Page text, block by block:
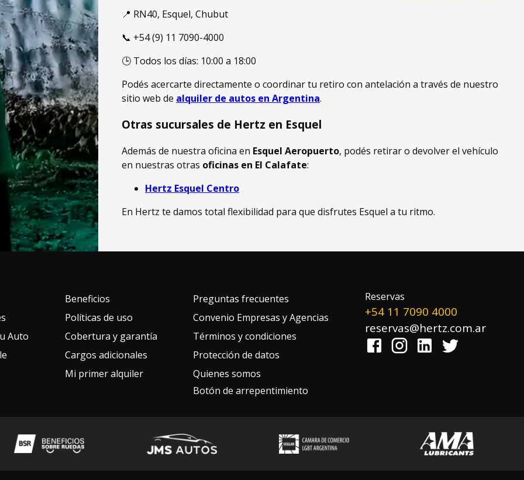
📍 RN40, Esquel, Chubut
📞 +54 (9) 11 7090-4000
🕒 Todos los días: 10:00 a 18:00
Podés acercarte directamente o coordinar tu retiro con antelación a través de nuestro
sitio web de alquiler de autos en Argentina.
Otras sucursales de Hertz en Esquel
Además de nuestra oficina en Esquel Aeropuerto, podés retirar o devolver el vehículo
en nuestras otras oficinas en El Calafate:
Hertz Esquel Centro
En Hertz te damos total flexibilidad para que disfrutes Esquel a tu ritmo.
Auto
Beneficios
Políticas de uso
Cobertura y garantía
Cargos adicionales
Mi primer alquiler
Preguntas frecuentes
Convenio Empresas y Agencias
Términos y condiciones
Protección de datos
Quienes somos
Botón de arrepentimiento
Reservas
+54 11 7090 4000
reservas@hertz.com.ar